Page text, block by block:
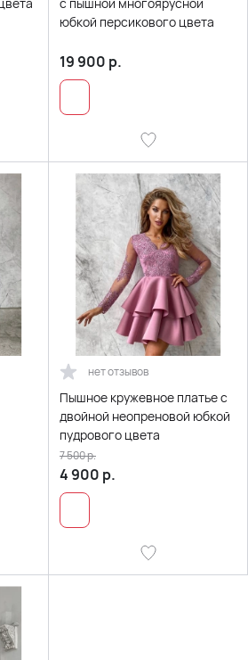
с пышной многоярусной
юбкой персикового цвета
19 900 р.
нет отзывов
Пышное кружевное платье с
двойной неопреновой юбкой
пудрового цвета
4 900 р.
7 500р.